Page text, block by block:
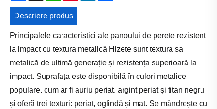
Descriere produs
Principalele caracteristici ale panoului de perete rezistent
la impact cu textura metalică Hizete sunt textura sa
metalică de ultimă generație și rezistența superioară la
impact. Suprafața este disponibilă în culori metalice
populare, cum ar fi auriu periat, argint periat și titan negru
și oferă trei texturi: periat, oglindă și mat. Se mândrește cu